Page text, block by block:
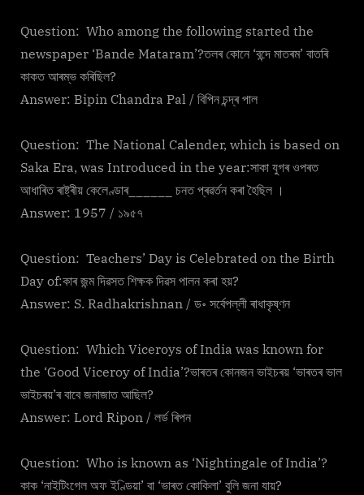
Question: Who among the following started the
newspaper ‘Bande Mataram’?তলৰ কোনে ‘বন্দে মাতৰম’ বাতৰি
কাকত আৰম্ভ কৰিছিল?
Answer: Bipin Chandra Pal / বিপিন চন্দ্ৰ পাল
Question: The National Calender, which is based on
Saka Era, was Introduced in the year:সাকা যুগৰ ওপৰত
আধাৰিত ৰাষ্ট্ৰীয় কেলেণ্ডাৰ______ চনত প্ৰৱৰ্তন কৰা হৈছিল ।
Answer: 1957 / ১৯৫৭
Question: Teachers’ Day is Celebrated on the Birth
Day of:কাৰ জন্ম দিৱসত শিক্ষক দিৱস পালন কৰা হয়?
Answer: S. Radhakrishnan / ড॰ সৰ্বেপল্লী ৰাধাকৃষ্ণন
Question: Which Viceroys of India was known for
the ‘Good Viceroy of India’?ভাৰতৰ কোনজন ভাইচৰয় ‘ভাৰতৰ ভাল
ভাইচৰয়’ৰ বাবে জনাজাত আছিল?
Answer: Lord Ripon / লৰ্ড ৰিপন
Question: Who is known as ‘Nightingale of India’?
কাক ‘নাইটিংগেল অফ ইণ্ডিয়া’ বা ‘ভাৰত কোকিলা’ বুলি জনা যায়?